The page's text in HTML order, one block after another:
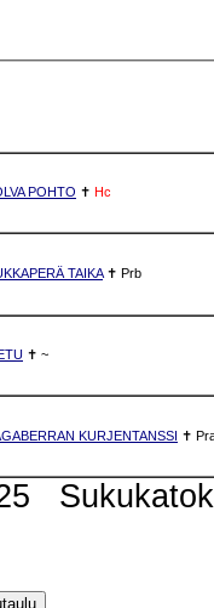
POHTO ✝ Hc
TAIKA✝ Prb
✝ ~
KURJENTANSSI ✝